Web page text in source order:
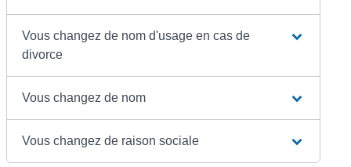
Vous changez de nom d'usage en cas de
divorce
Vous changez de nom
Vous changez de raison sociale